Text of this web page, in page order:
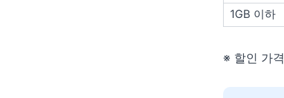
1GB 이하
※ 할인 가